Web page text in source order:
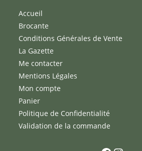
Accueil
Brocante
Conditions Générales de Vente
La Gazette
Me contacter
Mentions Légales
Mon compte
Panier
Politique de Confidentialité
Validation de la commande